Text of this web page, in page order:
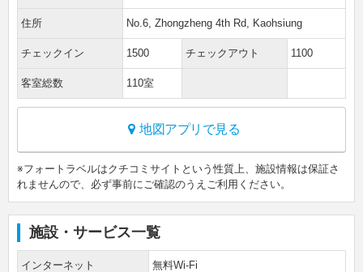
住所 No.6, Zhongzheng 4th Rd, Kaohsiung
チェックイン 1500 チェックアウト 1100
客室総数 110室
地図アプリで見る
※フォートラベルはクチコミサイトという性質上、施設情報は保証さ
れませんので、必ず事前にご確認のうえご利用ください。
施設・サービス一覧
インターネット 無料Wi-Fi